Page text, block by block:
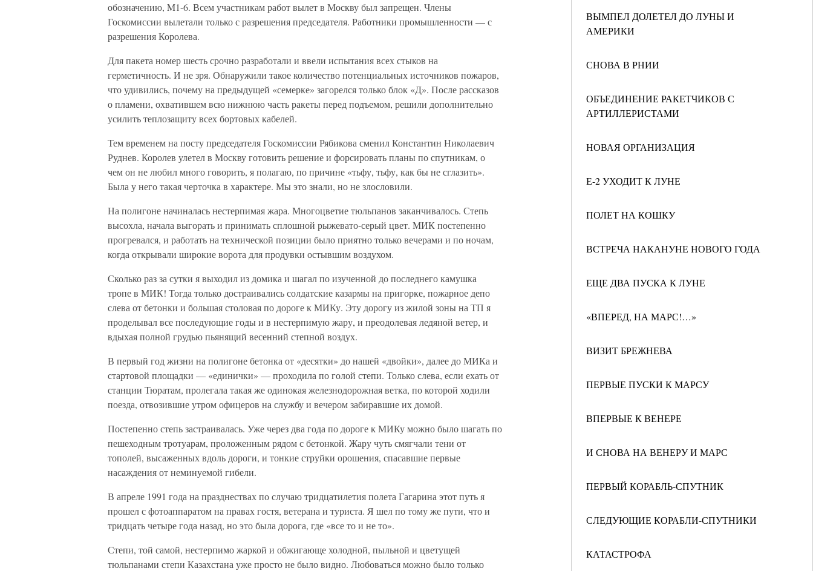
ВЫМПЕЛ ДОЛЕТЕЛ ДО ЛУНЫ И
АМЕРИКИ
СНОВА В РНИИ
ОБЪЕДИНЕНИЕ РАКЕТЧИКОВ С
АРТИЛЛЕРИСТАМИ
НОВАЯ ОРГАНИЗАЦИЯ
Е-2 УХОДИТ К ЛУНЕ
ПОЛЕТ НА КОШКУ
ВСТРЕЧА НАКАНУНЕ НОВОГО ГОДА
ЕЩЕ ДВА ПУСКА К ЛУНЕ
«ВПЕРЕД, НА МАРС!…»
ВИЗИТ БРЕЖНЕВА
ПЕРВЫЕ ПУСКИ К МАРСУ
ВПЕРВЫЕ К ВЕНЕРЕ
И СНОВА НА ВЕНЕРУ И МАРС
ПЕРВЫЙ КОРАБЛЬ-СПУТНИК
СЛЕДУЮЩИЕ КОРАБЛИ-СПУТНИКИ
КАТАСТРОФА
обозначению, M1-6. Всем участникам работ вылет в Москву был запрещен. Члены
Госкомиссии вылетали только с разрешения председателя. Работники промышленности — с
разрешения Королева.
Для пакета номер шесть срочно разработали и ввели испытания всех стыков на
герметичность. И не зря. Обнаружили такое количество потенциальных источников пожаров,
что удивились, почему на предыдущей «семерке» загорелся только блок «Д». После рассказов
о пламени, охватившем всю нижнюю часть ракеты перед подъемом, решили дополнительно
усилить теплозащиту всех бортовых кабелей.
Тем временем на посту председателя Госкомиссии Рябикова сменил Константин Николаевич
Руднев. Королев улетел в Москву готовить решение и форсировать планы по спутникам, о
чем он не любил много говорить, я полагаю, по причине «тьфу, тьфу, как бы не сглазить».
Была у него такая черточка в характере. Мы это знали, но не злословили.
На полигоне начиналась нестерпимая жара. Многоцветие тюльпанов заканчивалось. Степь
высохла, начала выгорать и принимать сплошной рыжевато-серый цвет. МИК постепенно
прогревался, и работать на технической позиции было приятно только вечерами и по ночам,
когда открывали широкие ворота для продувки остывшим воздухом.
Сколько раз за сутки я выходил из домика и шагал по изученной до последнего камушка
тропе в МИК! Тогда только достраивались солдатские казармы на пригорке, пожарное депо
слева от бетонки и большая столовая по дороге к МИКу. Эту дорогу из жилой зоны на ТП я
проделывал все последующие годы и в нестерпимую жару, и преодолевая ледяной ветер, и
вдыхая полной грудью пьянящий весенний степной воздух.
В первый год жизни на полигоне бетонка от «десятки» до нашей «двойки», далее до МИКа и
стартовой площадки — «единички» — проходила по голой степи. Только слева, если ехать от
станции Тюратам, пролегала такая же одинокая железнодорожная ветка, по которой ходили
поезда, отвозившие утром офицеров на службу и вечером забиравшие их домой.
Постепенно степь застраивалась. Уже через два года по дороге к МИКу можно было шагать по
пешеходным тротуарам, проложенным рядом с бетонкой. Жару чуть смягчали тени от
тополей, высаженных вдоль дороги, и тонкие струйки орошения, спасавшие первые
насаждения от неминуемой гибели.
В апреле 1991 года на празднествах по случаю тридцатилетия полета Гагарина этот путь я
прошел с фотоаппаратом на правах гостя, ветерана и туриста. Я шел по тому же пути, что и
тридцать четыре года назад, но это была дорога, где «все то и не то».
Степи, той самой, нестерпимо жаркой и обжигающе холодной, пыльной и цветущей
тюльпанами степи Казахстана уже просто не было видно. Любоваться можно было только